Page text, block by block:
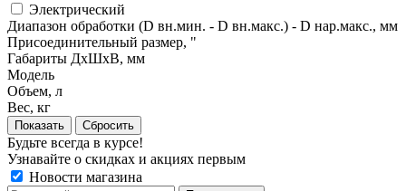
Электрический
Диапазон обработки (D вн.мин. - D вн.макс.) - D нар.макс., мм
Присоединительный размер, "
Габариты ДхШхВ, мм
Модель
Объем, л
Вес, кг
Сбросить
Будьте всегда в курсе!
Узнавайте о скидках и акциях первым
Новости магазина